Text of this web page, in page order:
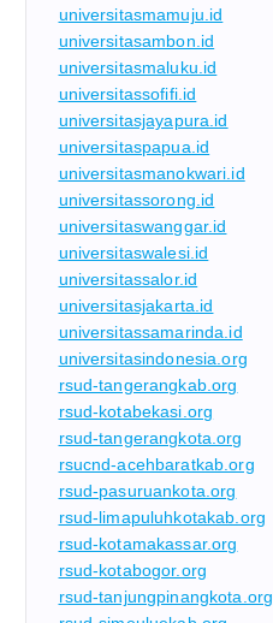
universitasmamuju.id
universitasambon.id
universitasmaluku.id
universitassofifi.id
universitasjayapura.id
universitaspapua.id
universitasmanokwari.id
universitassorong.id
universitaswanggar.id
universitaswalesi.id
universitassalor.id
universitasjakarta.id
universitassamarinda.id
universitasindonesia.org
rsud-tangerangkab.org
rsud-kotabekasi.org
rsud-tangerangkota.org
rsucnd-acehbaratkab.org
rsud-pasuruankota.org
rsud-limapuluhkotakab.org
rsud-kotamakassar.org
rsud-kotabogor.org
rsud-tanjungpinangkota.org